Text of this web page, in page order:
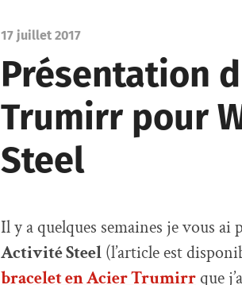
17 juillet 2017
Présentation
Trumirr pour
Steel
Il y a quelques semaines je vous ai
Activité Steel (l’article est
bracelet en Acier Trumirrque